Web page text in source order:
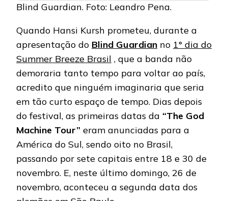
Blind Guardian. Foto: Leandro Pena.
Quando Hansi Kursh prometeu, durante a
apresentação do Blind Guardian no 1° dia do
Summer Breeze Brasil , que a banda não
demoraria tanto tempo para voltar ao país,
acredito que ninguém imaginaria que seria
em tão curto espaço de tempo. Dias depois
do festival, as primeiras datas da “The God
Machine Tour” eram anunciadas para a
América do Sul, sendo oito no Brasil,
passando por sete capitais entre 18 e 30 de
novembro. E, neste último domingo, 26 de
novembro, aconteceu a segunda data dos